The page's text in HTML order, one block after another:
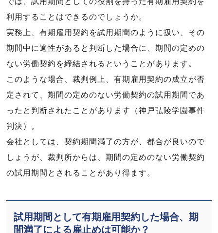
利用することはできるのでしょうか。
実務上、有期雇用契約を試用期間のように扱い、その
期間中に適性があると判断した場合に、期間の定めの
ない労働契約を締結されるということがあります。
このような場合、裁判例上、有期雇用契約の成立が否
定されて、期間の定めのない労働契約の試用期間であ
ったと判断されたことがあります（神戸弘陵学園事件
判決）。
会社としては、契約期間満了の方が、都合が良いので
しょうが、裁判所からは、期間の定めのない労働契約
の試用期間とされることがあり得ます。
試用期間として有期雇用契約した場合、期
間満了による雇止めは可能か？